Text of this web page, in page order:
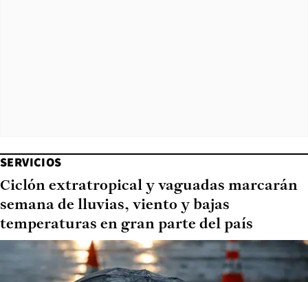
SERVICIOS
Ciclón extratropical y vaguadas marcarán
semana de lluvias, viento y bajas
temperaturas en gran parte del país